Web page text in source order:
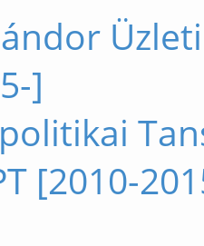
]
[2010-